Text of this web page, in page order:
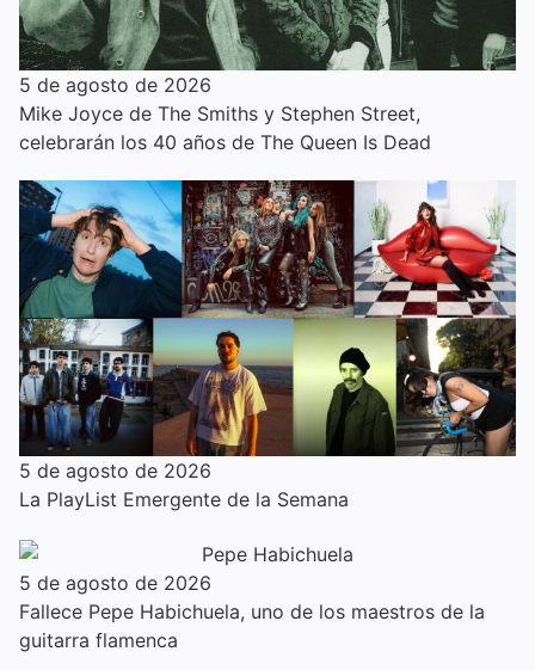
5 de agosto de 2026
Mike Joyce de The Smiths y Stephen Street,
celebrarán los 40 años de The Queen Is Dead
5 de agosto de 2026
La PlayList Emergente de la Semana
5 de agosto de 2026
Fallece Pepe Habichuela, uno de los maestros de la
guitarra flamenca